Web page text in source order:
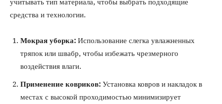
учитывать тип материала, чтобы выбрать подходящие
средства и технологии.
Мокрая уборка: Использование слегка увлажненных
тряпок или швабр, чтобы избежать чрезмерного
воздействия влаги.
Применение ковриков: Установка ковров и накладок в
местах с высокой проходимостью минимизирует